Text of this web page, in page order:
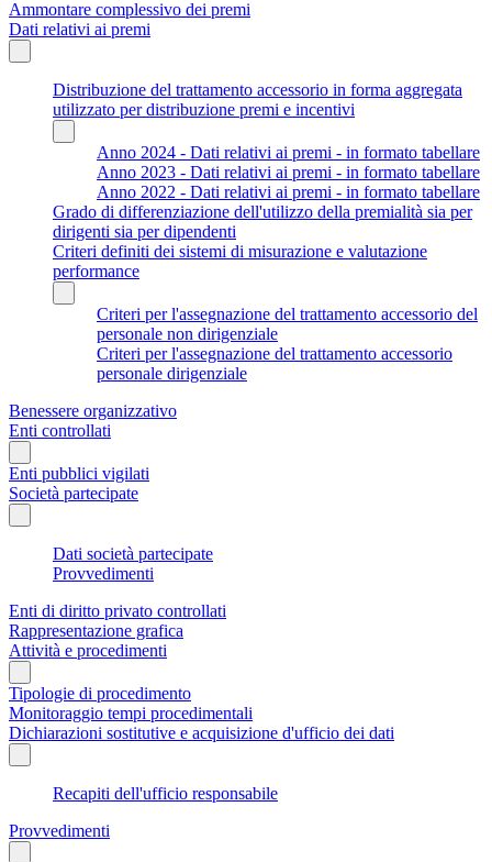
Ammontare complessivo dei premi
Dati relativi ai premi
Distribuzione del trattamento accessorio in forma aggregata
utilizzato per distribuzione premi e incentivi
Anno 2024 - Dati relativi ai premi - in formato tabellare
Anno 2023 - Dati relativi ai premi - in formato tabellare
Anno 2022 - Dati relativi ai premi - in formato tabellare
Grado di differenziazione dell'utilizzo della premialità sia per
dirigenti sia per dipendenti
Criteri definiti dei sistemi di misurazione e valutazione
performance
Criteri per l'assegnazione del trattamento accessorio del
personale non dirigenziale
Criteri per l'assegnazione del trattamento accessorio
personale dirigenziale
Benessere organizzativo
Enti controllati
Enti pubblici vigilati
Società partecipate
Dati società partecipate
Provvedimenti
Enti di diritto privato controllati
Rappresentazione grafica
Attività e procedimenti
Tipologie di procedimento
Monitoraggio tempi procedimentali
Dichiarazioni sostitutive e acquisizione d'ufficio dei dati
Recapiti dell'ufficio responsabile
Provvedimenti